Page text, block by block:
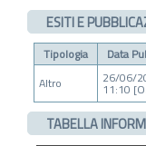
ESITI E
Tipologia Data
Altro
26/06/
11:10
TABELLA